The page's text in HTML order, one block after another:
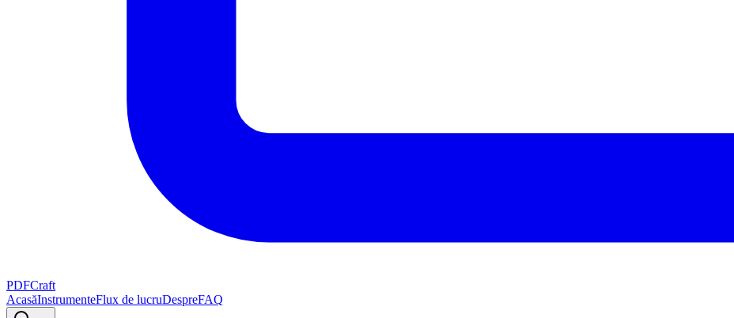
PDFCraft
AcasăInstrumenteFlux de lucruDespreFAQ